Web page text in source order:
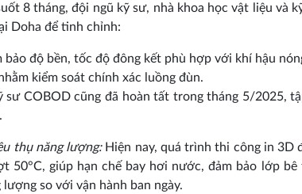
8 tháng, đội ngũ kỹ sư, nhà khoa học vật liệu và
Doha để tinh chỉnh:
bảo độ bền, tốc độ đông kết phù hợp với khí hậu
kiểm soát chính xác luồng đùn.
sư COBOD cũng đã hoàn tất trong tháng 5/2025,
thụ năng lượng: Hiện nay, quá trình thi công in 3D
50°C, giúp hạn chế bay hơi nước, đảm bảo lớp bê
so với vận hành ban ngày.